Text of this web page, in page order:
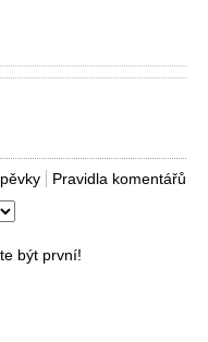
Pravidla komentářů
být první!